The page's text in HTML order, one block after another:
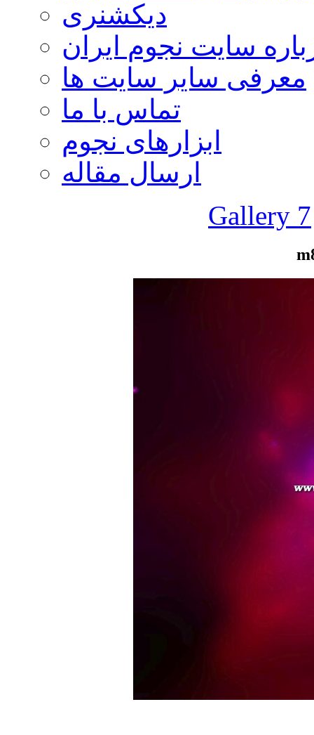
دیکشنری
سایت نجوم ایران
معرفی سایر سایت ها
تماس با ما
ابزارهای نجوم
ارسال مقاله
Gallery 7